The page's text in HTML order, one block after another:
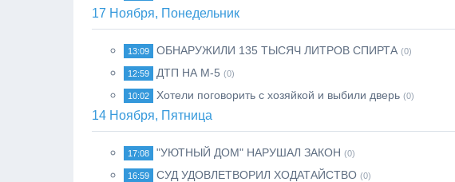
17 Ноября, Понедельник
13:09 ОБНАРУЖИЛИ 135 ТЫСЯЧ ЛИТРОВ СПИРТА (0)
12:59 ДТП НА М-5 (0)
10:02 Хотели поговорить с хозяйкой и выбили дверь (0)
14 Ноября, Пятница
17:08 "УЮТНЫЙ ДОМ" НАРУШАЛ ЗАКОН (0)
16:59 СУД УДОВЛЕТВОРИЛ ХОДАТАЙСТВО (0)